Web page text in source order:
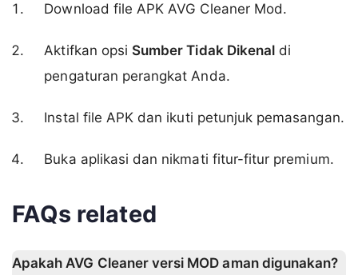
Download file APK AVG Cleaner Mod.
Aktifkan opsi Sumber Tidak Dikenal di
pengaturan perangkat Anda.
Instal file APK dan ikuti petunjuk pemasangan.
Buka aplikasi dan nikmati fitur-fitur premium.
FAQs related
Apakah AVG Cleaner versi MOD aman digunakan?